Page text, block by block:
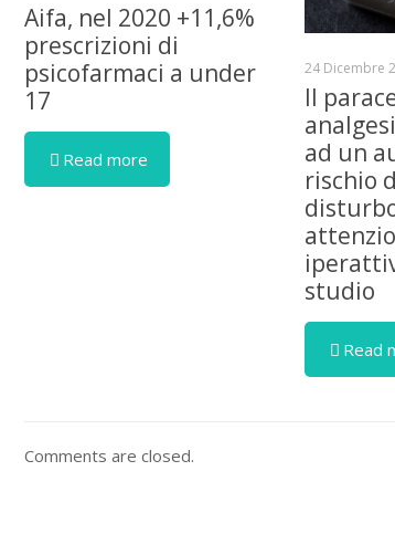
Aifa, nel 2020 +11,6%
prescrizioni di
psicofarmaci a under
17
Read more
24 Dicembre
Il
ad un
rischio
studio
Read
Comments are closed.